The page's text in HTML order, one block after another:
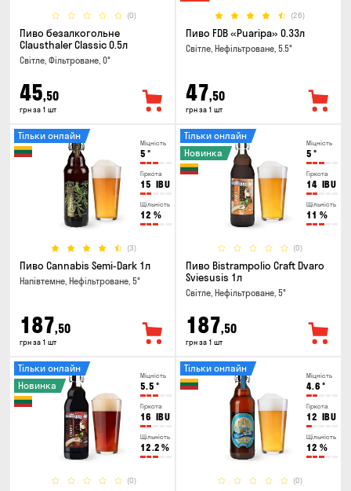
(0)
Пиво безалкогольне
Clausthaler Classic 0.5л
Світле, Фільтроване, 0°
45,50
грн за 1 шт
(26)
Пиво FDB «Puaripa» 0.33л
Світле, Нефільтроване, 5.5°
47,50
грн за 1 шт
Міцність
5 °
Гіркота
15 IBU
Щільність
12 %
(3)
Тільки онлайн
Пиво Cannabis Semi-Dark 1л
Напівтемне, Нефільтроване, 5°
187,50
грн за 1 шт
Міцність
5 °
Гіркота
14 IBU
Щільність
11 %
(0)
Тільки онлайн
Новинка
Пиво Bistrampolio Craft Dvaro
Sviesusis 1л
Світле, Нефільтроване, 5°
187,50
грн за 1 шт
Міцність
5.5 °
Гіркота
16 IBU
Щільність
12.2 %
(0)
Тільки онлайн
Новинка
Міцність
4.6 °
Гіркота
12 IBU
Щільність
12 %
(0)
Тільки онлайн